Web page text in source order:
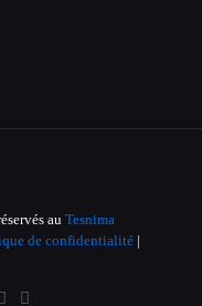
au Tesnima
de confidentialité |